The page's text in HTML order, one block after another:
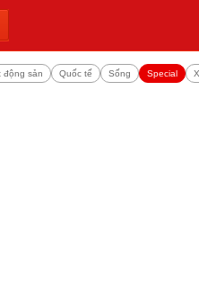
động sản Quốc tế Sống Special